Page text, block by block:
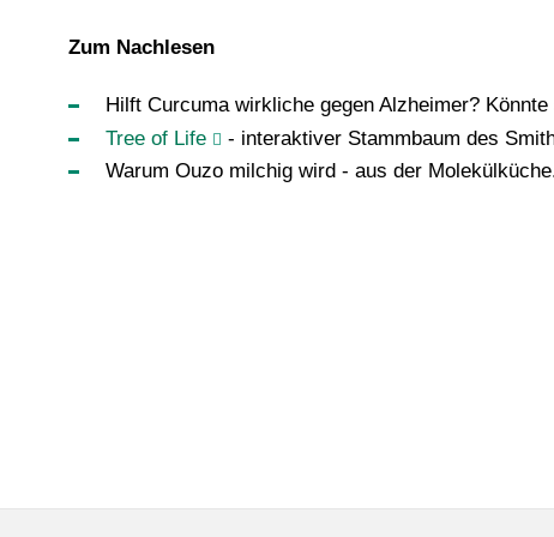
Zum Nachlesen
Hilft Curcuma wirkliche gegen Alzheimer?
Tree of Life
- interaktiver Stammbaum des
Warum Ouzo milchig wird - aus der